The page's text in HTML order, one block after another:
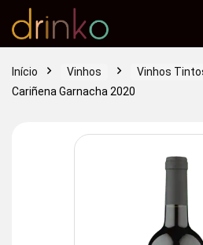
Início Vinhos Vinhos
Cariñena Garnacha 2020